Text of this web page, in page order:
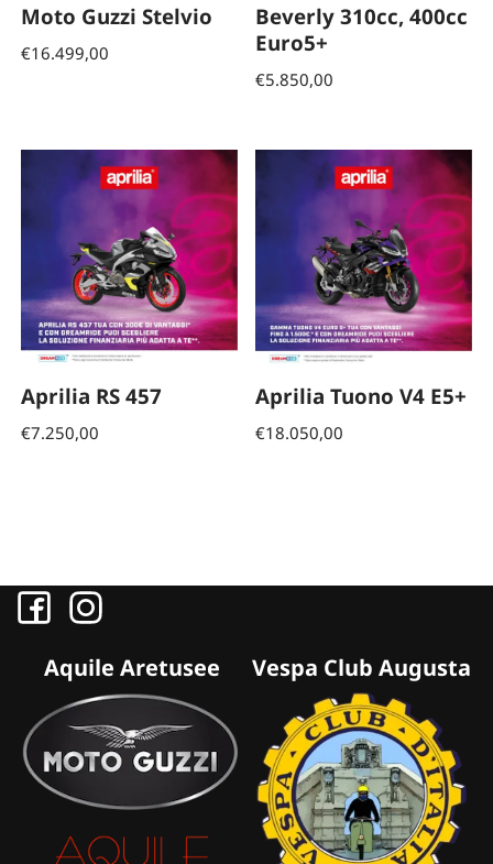
Moto Guzzi Stelvio
€16.499,00
Beverly 310cc, 400cc
Euro5+
€5.850,00
Aprilia RS 457
€7.250,00
Aprilia Tuono V4 E5+
€18.050,00
Aquile Aretusee Vespa Club Augusta